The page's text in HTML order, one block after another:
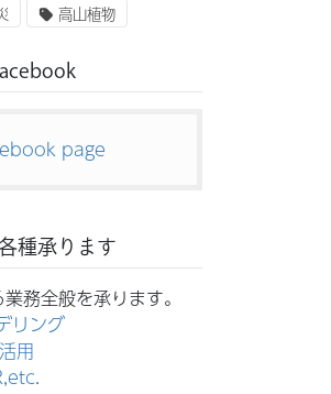
高山植物
page
種承ります
務全般を承ります。
リング
用